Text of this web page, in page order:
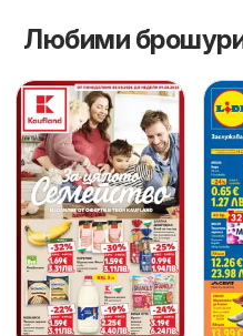
Любими брошури